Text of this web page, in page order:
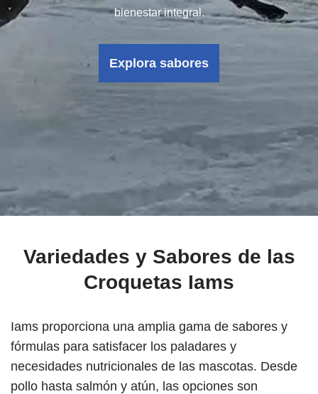
bienestar integral.
Explora sabores
Variedades y Sabores de las
Croquetas Iams
Iams proporciona una amplia gama de sabores y
fórmulas para satisfacer los paladares y
necesidades nutricionales de las mascotas. Desde
pollo hasta salmón y atún, las opciones son